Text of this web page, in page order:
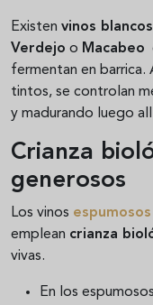
Existen vinos blancos
Verdejo o Macabeo
fermentan en
tintos, se controlan
y madurando luego
Crianza
generosos
Los vinos espumosos
emplean crianza
vivas.
En los